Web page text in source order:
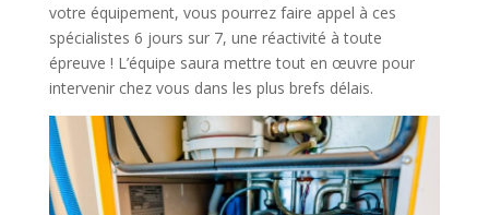
votre équipement, vous pourrez faire appel à ces
spécialistes 6 jours sur 7, une réactivité à toute
épreuve ! L’équipe saura mettre tout en œuvre pour
intervenir chez vous dans les plus brefs délais.